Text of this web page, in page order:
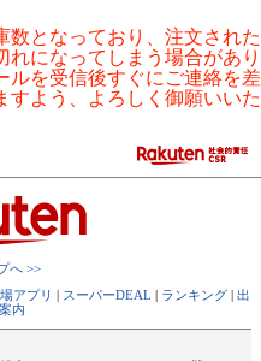
数となっており、注文された
になってしまう場合があり
ルを受信後すぐにご連絡を差
すよう、よろしく御願いいた
へ >>
アプリ | スーパーDEAL | ランキング | 出
内